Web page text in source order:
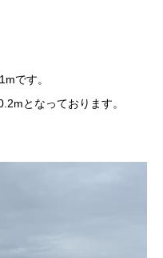
です。
となっております。